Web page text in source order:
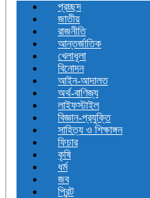
প্রচ্ছদ
জাতীয়
রাজনীতি
আন্তর্জাতিক
খেলাধূলা
বিনোদন
আইন-আদালত
অর্থ-বাণিজ্য
লাইফস্টাইল
বিজ্ঞান-প্রযুক্তি
সাহিত্য ও শিক্ষাঙ্গন
ফিচার
কৃষি
ধর্ম
জব
প্রিন্ট